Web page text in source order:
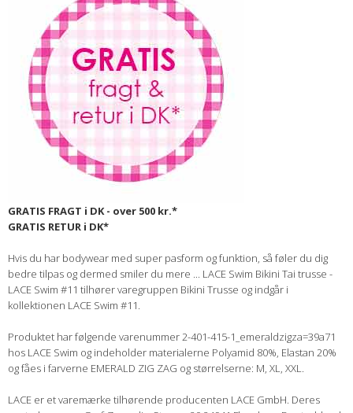
GRATIS FRAGT i DK - over 500 kr.*
GRATIS RETUR i DK*
Hvis du har bodywear med super pasform og funktion, så føler du dig
bedre tilpas og dermed smiler du mere ... LACE Swim Bikini Tai trusse -
LACE Swim #11 tilhører varegruppen Bikini Trusse og indgår i
kollektionen LACE Swim #11.
Produktet har følgende varenummer 2-401-415-1_emeraldzigza=39a71
hos LACE Swim og indeholder materialerne Polyamid 80%, Elastan 20%
og fåes i farverne EMERALD ZIG ZAG og størrelserne: M, XL, XXL.
LACE er et varemærke tilhørende producenten LACE GmbH. Deres